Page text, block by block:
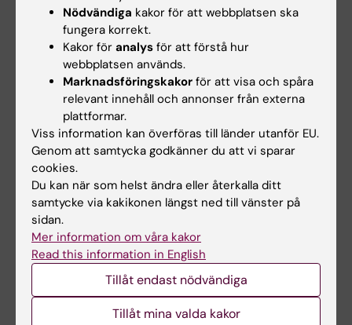
tentamina/prov ges inte något ytterligare
examinationstillfälle. Som examinationstillfälle
räknas de gånger studenten deltagit i ett och
samma prov. Inlämning av blank skrivning
räknas som examinationstillfälle.
Examinationstillfälle till vilket studenten anmält
sig men inte deltagit räknas inte som
examinationstillfälle.
Om det föreligger särskilda skäl, eller behov av
anpassning för student med
funktionsnedsättning, får examinator fatta
beslut om att frångå kursplanens föreskrifter
om examinationsform, antal
examinationstillfällen, möjlighet till
Nödvändiga kakor för att webbplatsen ska
fungera korrekt.
Kakor för analys för att förstå hur
webbplatsen används.
Marknadsföringskakor för att visa och spåra
relevant innehåll och annonser från externa
plattformar.
Viss information kan överföras till länder utanför EU.
Genom att samtycka godkänner du att vi sparar
cookies.
Du kan när som helst ändra eller återkalla ditt
samtycke via kakikonen längst ned till vänster på
sidan.
Mer information om våra kakor
Read this information in English
Tillåt endast nödvändiga
Tillåt mina valda kakor